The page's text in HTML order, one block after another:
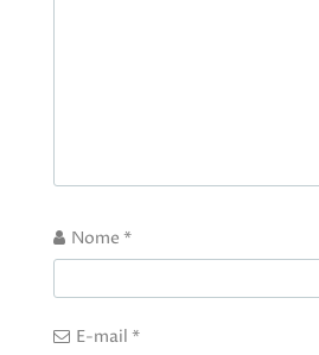
Nome *
E-mail *